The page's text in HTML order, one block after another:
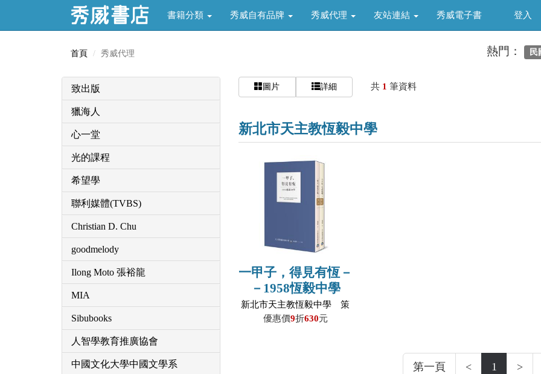
書籍分類 秀威自有品牌 秀威代理 友站連結 秀威電子書 登入
首頁 秀威代理 熱門： 民
致出版
獵海人
心一堂
光的課程
希望學
聯利媒體(TVBS)
Christian D. Chu
goodmelody
Ilong Moto 張裕龍
MIA
Sibubooks
人智學教育推廣協會
中國文化大學中國文學系
圖片 詳細 共 1 筆資料
新北市天主教恆毅中學
一甲子，得見有恆－
－1958恆毅中學
【兩冊不分售】
新北市天主教恆毅中學 策
劃／周禮群 著
優惠價9折630元
第一頁 < 1 >